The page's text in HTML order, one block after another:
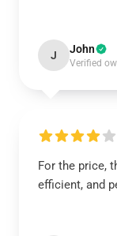
J John
Verified
For the price,
efficient, and